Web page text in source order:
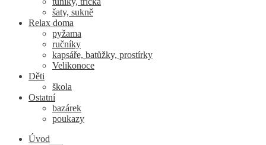
šaty, sukně
Relax doma
pyžama
ručníky
kapsáře, batůžky, prostírky
Velikonoce
Děti
škola
Ostatní
bazárek
poukazy
Úvod